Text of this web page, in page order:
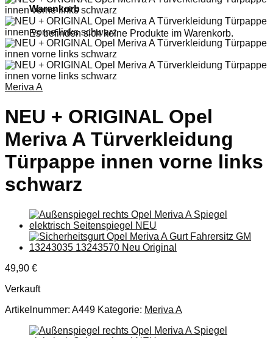
Warenkorb
Es befinden sich keine Produkte im Warenkorb.
Meriva A
NEU + ORIGINAL Opel
Meriva A Türverkleidung
Türpappe innen vorne links
schwarz
49,90 €
Verkauft
Artikelnummer: A449 Kategorie: Meriva A